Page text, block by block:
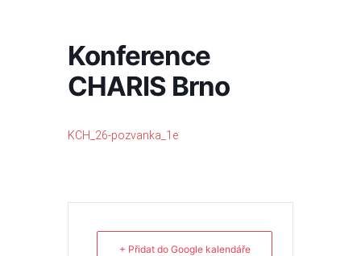
Konference
CHARIS Brno
KCH_26-pozvanka_1e
+ Přidat do Google kalendáře